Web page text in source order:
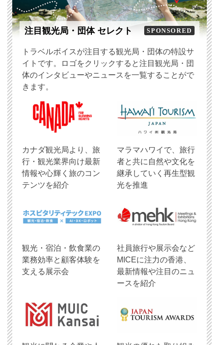
注目観光局・団体 セレクト SPONSORED
トラベルボイスが注目する観光局・団体の特設サ
イトです。ロゴをクリックすると注目観光局・団
体のインタビューやニュースを一覧することがで
きます。
​カナダ観光局より、旅
行・観光業界向け最新
情報や心輝く旅のコン
テンツを紹介
マラマハワイで、旅行
者と共に自然や文化を
継承していく再生型観
光を推進
観光・宿泊・飲食業の
業務効率と顧客体験を
支える展示会
社員旅行や展示会など
MICEに注力の香港、
最新情報や注目のニュ
ースを紹介